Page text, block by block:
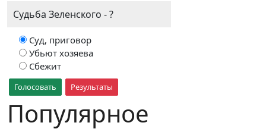
Судьба Зеленского - ?
Суд, приговор
Убьют хозяева
Сбежит
Голосовать Результаты
Популярное